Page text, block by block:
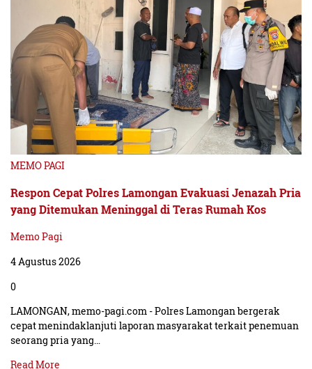
MEMO PAGI
Respon Cepat Polres Lamongan Evakuasi Jenazah Pria
yang Ditemukan Meninggal di Teras Rumah Kos
Memo Pagi
4 Agustus 2026
0
LAMONGAN, memo-pagi.com - Polres Lamongan bergerak
cepat menindaklanjuti laporan masyarakat terkait penemuan
seorang pria yang…
Read More